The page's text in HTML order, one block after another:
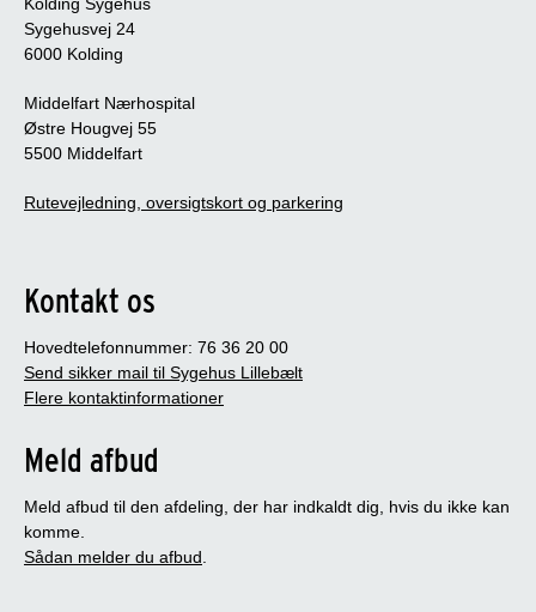
Kolding Sygehus
Sygehusvej 24
6000 Kolding
Middelfart Nærhospital
Østre Hougvej 55
5500 Middelfart
Rutevejledning, oversigtskort og parkering
Kontakt os
Hovedtelefonnummer: 76 36 20 00
Send sikker mail til Sygehus Lillebælt
Flere kontaktinformationer
Meld afbud
Meld afbud til den afdeling, der har indkaldt dig, hvis du ikke kan
komme.
Sådan melder du afbud.